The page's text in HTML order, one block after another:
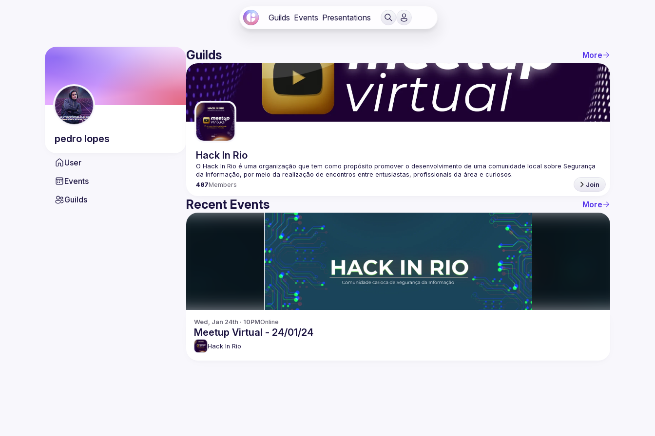
Guilds Events Presentations
pedro lopes
User
Events
Guilds
Guilds More
Hack In Rio
O Hack In Rio é uma organização que tem como propósito promover o desenvolvimento de uma comunidade local sobre Segurança
407Members Join
Recent Events More
Wed, Jan 24th · 10PMOnline
Meetup Virtual - 24/01/24
Hack In Rio